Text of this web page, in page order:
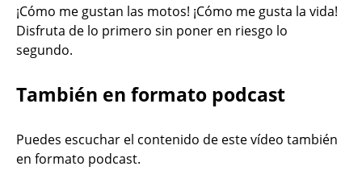
¡Cómo me gustan las motos! ¡Cómo me gusta la vida!
Disfruta de lo primero sin poner en riesgo lo
segundo.
También en formato podcast
Puedes escuchar el contenido de este vídeo también
en formato podcast.